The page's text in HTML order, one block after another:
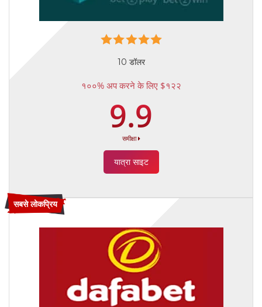
10 डॉलर
१००% अप करने के लिए $१२२
9.9
समीक्षा
यात्रा साइट
सबसे लोकप्रिय